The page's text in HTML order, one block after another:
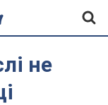
не